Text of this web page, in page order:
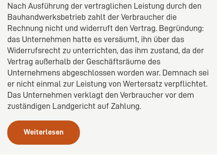
Nach Ausführung der vertraglichen Leistung durch den
Bauhandwerksbetrieb zahlt der Verbraucher die
Rechnung nicht und widerruft den Vertrag. Begründung:
das Unternehmen hatte es versäumt, ihn über das
Widerrufsrecht zu unterrichten, das ihm zustand, da der
Vertrag außerhalb der Geschäftsräume des
Unternehmens abgeschlossen worden war. Demnach sei
er nicht einmal zur Leistung von Wertersatz verpflichtet.
Das Unternehmen verklagt den Verbraucher vor dem
zuständigen Landgericht auf Zahlung.
Weiterlesen